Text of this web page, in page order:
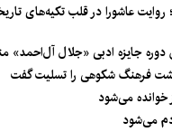
روایت عاشورا در قلب تکیه‌های
دوره جایزه ادبی «جلال آل‌احمد»
فرهنگ شکوهی را تسلیت گفت
می‌شود
می‌شود